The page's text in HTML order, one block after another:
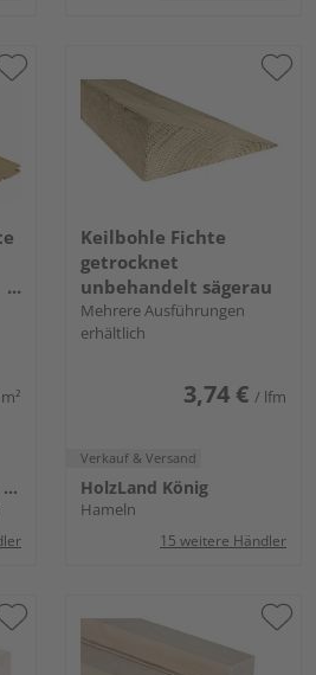
Holzfachmarkt Videre, Remshalden
Keilbohle Fichte
getrocknet
unbehandelt sägerau
Mehrere Ausführungen
erhältlich
3,74 € / lfm
Verkauf & Versand
HolzLand König
Hameln
15 weitere Händler